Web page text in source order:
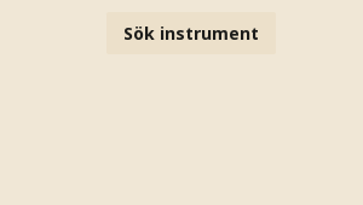
Sök instrument